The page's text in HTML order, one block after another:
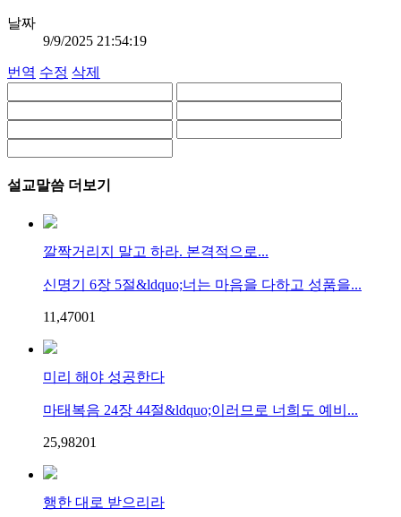
날짜
9/9/2025 21:54:19
번역 수정 삭제
설교말씀 더보기
깔짝거리지 말고 하라. 본격적으로...
신명기 6장 5절&ldquo;너는 마음을 다하고 성품을...
11,47001
미리 해야 성공한다
마태복음 24장 44절&ldquo;이러므로 너희도 예비...
25,98201
행한 대로 받으리라